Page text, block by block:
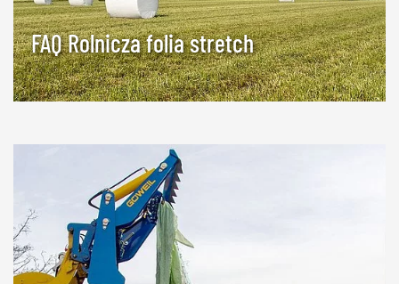
FAQ Rolnicza folia stretch